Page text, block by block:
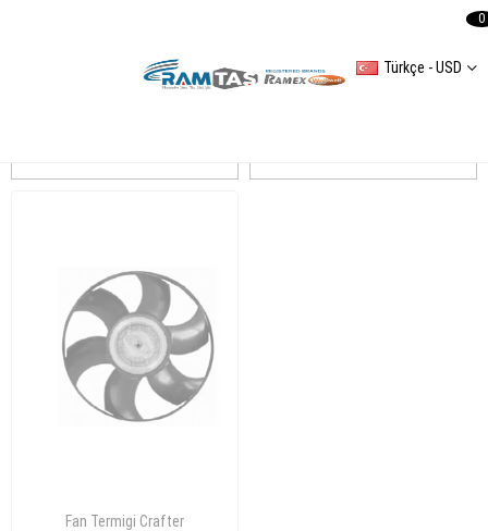
Türkçe - USD
0
Fan Termigi Crafter